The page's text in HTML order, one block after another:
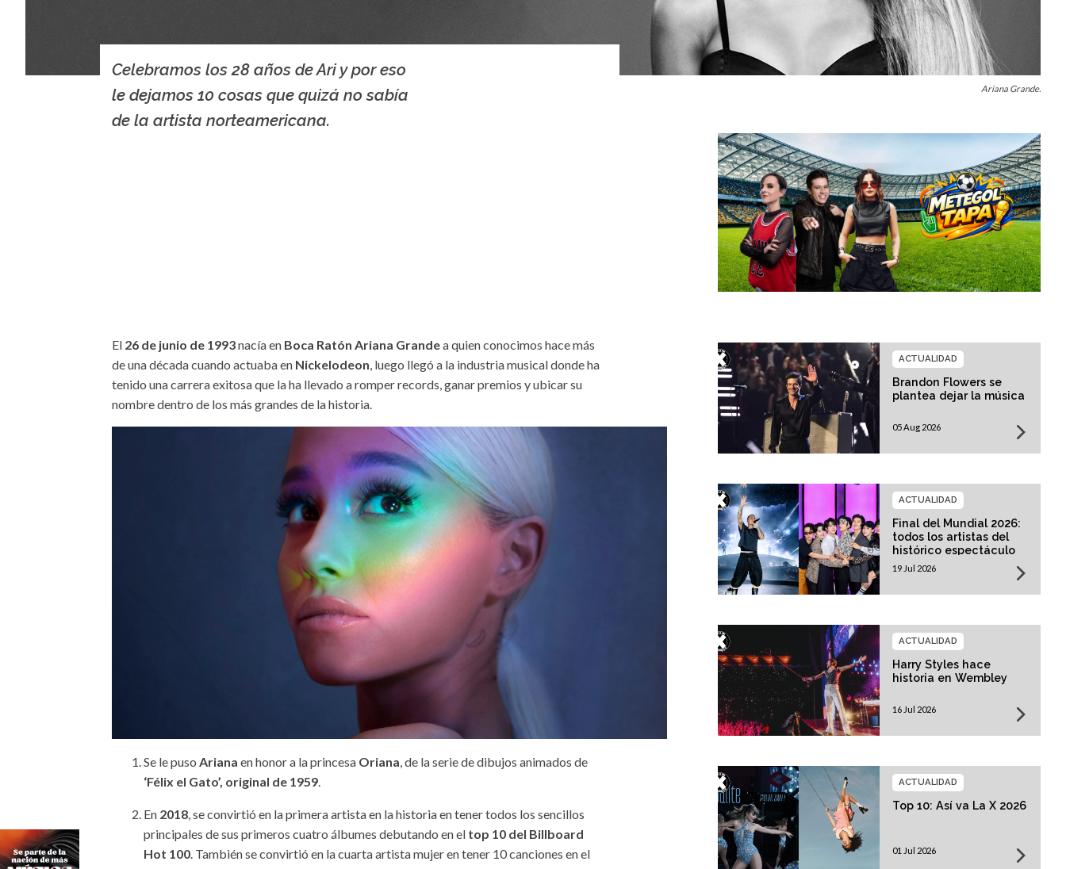
Ariana Grande.
Celebramos los 28 años de Ari y por eso
le dejamos 10 cosas que quizá no sabía
de la artista norteamericana.
El 26 de junio de 1993nacía en Boca Ratón Ariana Grandea quien conocimos hace más
de una década cuando actuaba en Nickelodeon, luego llegó a la industria musical donde ha
tenido una carrera exitosa que la ha llevado a romper records, ganar premios y ubicar su
nombre dentro de los más grandes de la historia.
Se le pusoAriana en honor a la princesa Oriana, de la serie de dibujos animados de
‘Félix el Gato’, original de 1959.
En 2018, se convirtió en la primera artista en la historia en tener todos los sencillos
principales de sus primeros cuatro álbumes debutando en el top 10 del Billboard
Hot 100. También se convirtió en la cuarta artista mujer en tener 10 canciones en el
Brandon Flowers se
plantea dejar la música
ACTUALIDAD
05 Aug 2026
Final del Mundial 2026:
todos los artistas del
histórico espectáculo
ACTUALIDAD
19 Jul 2026
Harry Styles hace
historia en Wembley
ACTUALIDAD
16 Jul 2026
Top 10: Así va La X 2026
ACTUALIDAD
01 Jul 2026